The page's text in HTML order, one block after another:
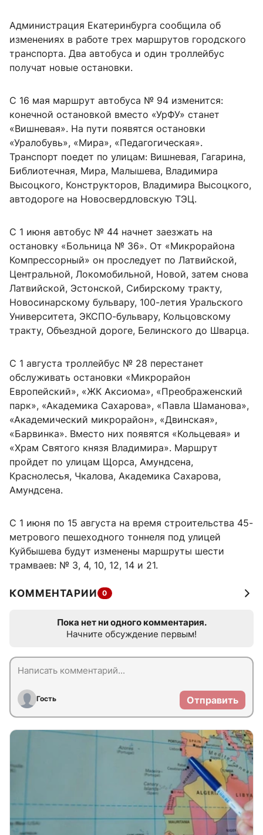
Администрация Екатеринбурга сообщила об
изменениях в работе трех маршрутов городского
транспорта. Два автобуса и один троллейбус
получат новые остановки.
С 16 мая маршрут автобуса № 94 изменится:
конечной остановкой вместо «УрФУ» станет
«Вишневая». На пути появятся остановки
«Уралобувь», «Мира», «Педагогическая».
Транспорт поедет по улицам: Вишневая, Гагарина,
Библиотечная, Мира, Малышева, Владимира
Высоцкого, Конструкторов, Владимира Высоцкого,
автодороге на Новосвердловскую ТЭЦ.
С 1 июня автобус № 44 начнет заезжать на
остановку «Больница № 36». От «Микрорайона
Компрессорный» он проследует по Латвийской,
Центральной, Локомобильной, Новой, затем снова
Латвийской, Эстонской, Сибирскому тракту,
Новосинарскому бульвару, 100-летия Уральского
Университета, ЭКСПО-бульвару, Кольцовскому
тракту, Объездной дороге, Белинского до Шварца.
С 1 августа троллейбус № 28 перестанет
обслуживать остановки «Микрорайон
Европейский», «ЖК Аксиома», «Преображенский
парк», «Академика Сахарова», «Павла Шаманова»,
«Академический микрорайон», «Двинская»,
«Барвинка». Вместо них появятся «Кольцевая» и
«Храм Святого князя Владимира». Маршрут
пройдет по улицам Щорса, Амундсена,
Краснолесья, Чкалова, Академика Сахарова,
Амундсена.
С 1 июня по 15 августа на время строительства 45-
метрового пешеходного тоннеля под улицей
Куйбышева будут изменены маршруты шести
трамваев: № 3, 4, 10, 12, 14 и 21.
КОММЕНТАРИИ 0
Пока нет ни одного комментария.
Начните обсуждение первым!
Гость Отправить